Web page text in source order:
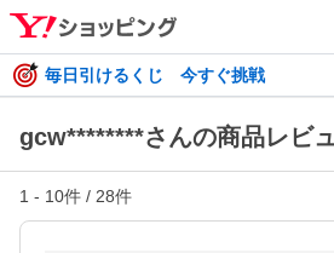
毎日引けるくじ 今すぐ挑戦
gcw********さんの商品レビ
1 - 10件 / 28件